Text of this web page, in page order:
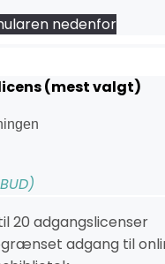
nedenfor
(mest valgt)
20 adgangslicenser
adgang til